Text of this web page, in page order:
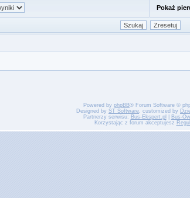
Pokaż
Powered by phpBB® Forum Software ©
Designed by ST Software, customized by
Partnerzy serwisu: Bus-Ekspert.pl Bus-
Korzystając z forum akceptujesz